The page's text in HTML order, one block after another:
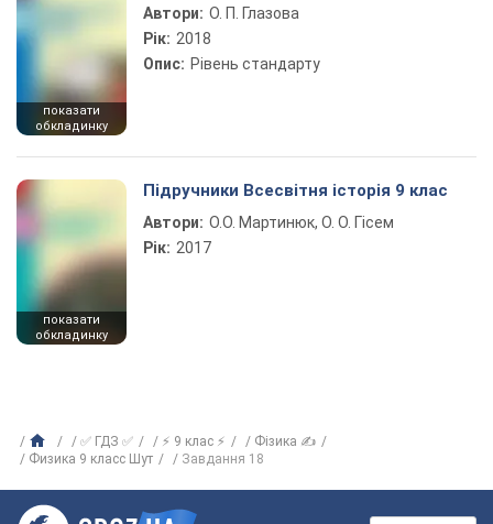
показати
обкладинку
Автори: О. П. Глазова
Рік: 2018
Опис: Рівень стандарту
показати
обкладинку
Підручники Всесвітня історія 9 клас
Автори: О.О. Мартинюк, О. О. Гісем
Рік: 2017
✅ ГДЗ ✅ ⚡ 9 клас ⚡
Фізика ✍
Физика 9 класс Шут
Завдання 18